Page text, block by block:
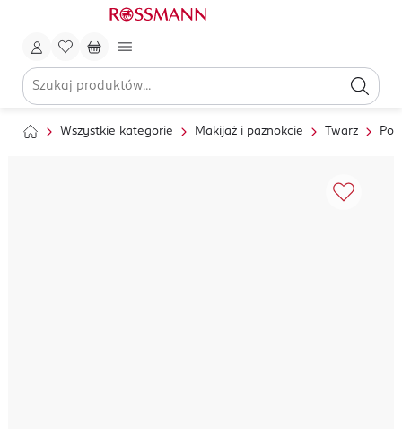
Wszystkie kategorie Makijaż i paznokcie Twarz